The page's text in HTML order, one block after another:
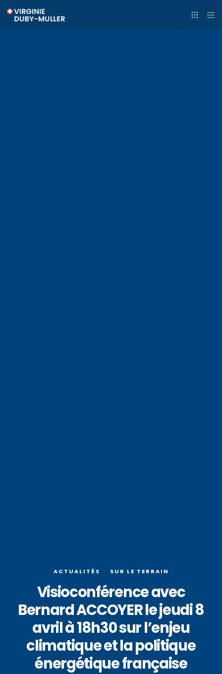
ACTUALITÉS SUR LE TERRAIN
Visioconférence avec
Bernard ACCOYER le jeudi 8
avril à 18h30 sur l’enjeu
climatique et la politique
énergétique française